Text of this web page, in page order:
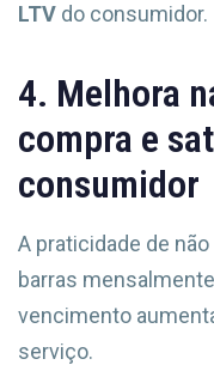
LTV do consumidor.
4. Melhora
compra e
consumidor
A praticidade de
barras
vencimento
serviço.